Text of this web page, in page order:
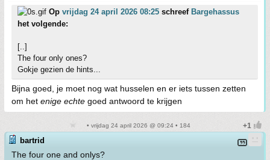
Op vrijdag 24 april 2026 08:25 schreef Bargehassus
het volgende:
[..]
The four only ones?
Gokje gezien de hints...
Bijna goed, je moet nog wat husselen en er iets tussen zetten
om het enige echte goed antwoord te krijgen
• vrijdag 24 april 2026 @ 09:24 • 184
bartrid
The four one and onlys?